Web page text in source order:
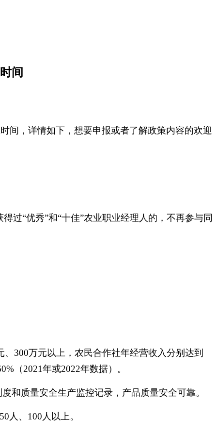
间
间，详情如下，想要申报或者了解政策内容的欢迎
过“优秀”和“十佳”农业职业经理人的，不再参与同
300万元以上，农民合作社年经营收入分别达到
（2021年或2022年数据）。
和质量安全生产监控记录，产品质量安全可靠。
人、100人以上。